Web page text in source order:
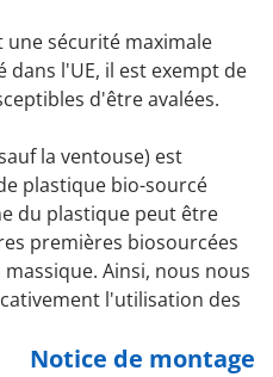
une sécurité maximale
l'UE, il est exempt de
d'être avalées.
la ventouse) est
plastique bio-sourcé
du plastique peut être
premières biosourcées
Ainsi, nous nous
l'utilisation des
Notice de montage